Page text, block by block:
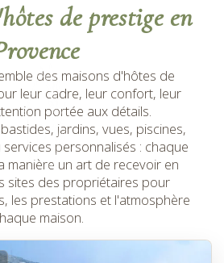
de prestige en
des maisons d'hôtes de
leur cadre, leur confort, leur
portée aux détails.
jardins, vues, piscines,
personnalisés : chaque
manière un art de recevoir en
sites des propriétaires pour
les prestations et l'atmosphère
maison.